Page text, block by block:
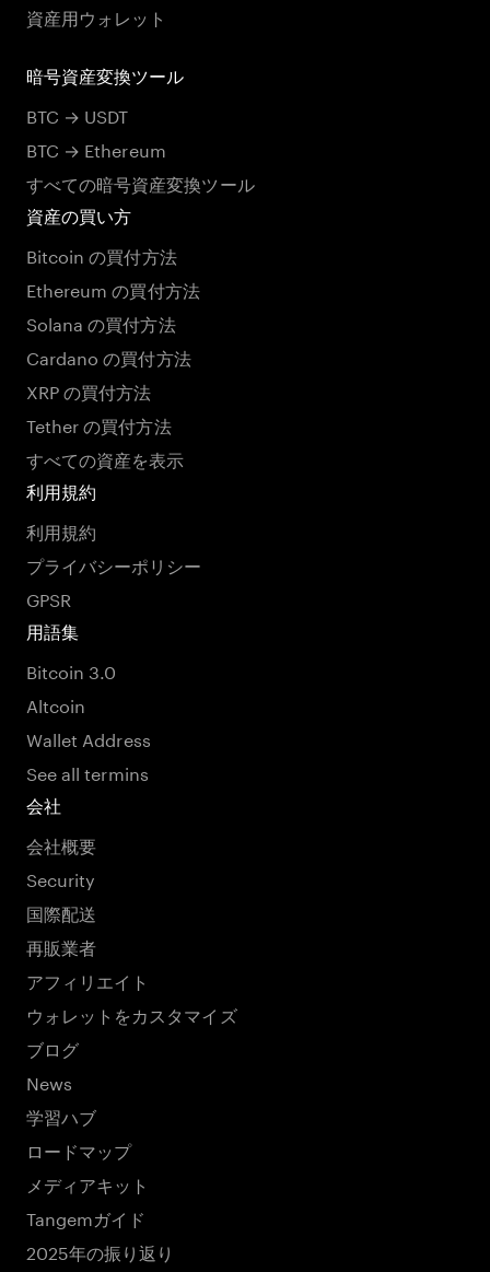
資産用ウォレット
暗号資産変換ツール
BTC → USDT
BTC → Ethereum
すべての暗号資産変換ツール
資産の買い方
Bitcoin の買付方法
Ethereum の買付方法
Solana の買付方法
Cardano の買付方法
XRP の買付方法
Tether の買付方法
すべての資産を表示
利用規約
利用規約
プライバシーポリシー
GPSR
用語集
Bitcoin 3.0
Altcoin
Wallet Address
See all termins
会社
会社概要
Security
国際配送
再販業者
アフィリエイト
ウォレットをカスタマイズ
ブログ
News
学習ハブ
ロードマップ
メディアキット
Tangemガイド
2025年の振り返り